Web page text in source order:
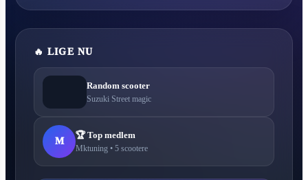
🔥 LIGE NU
Random scooter
Suzuki Street magic
M
🏆 Top medlem
Mktuning • 5 scootere